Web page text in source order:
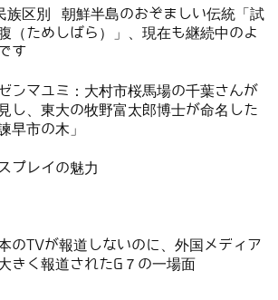
族区別 朝鮮半島のおぞましい伝統「試
（ためしばら）」、現在も継続中のよ
す
ンマユミ：大村市桜馬場の千葉さんが
し、東大の牧野富太郎博士が命名した
諫早市の木」
プレイの魅力
のTVが報道しないのに、外国メディア
きく報道されたG７の一場面